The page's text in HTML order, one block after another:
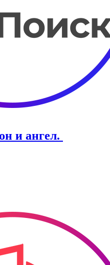
и ангел.